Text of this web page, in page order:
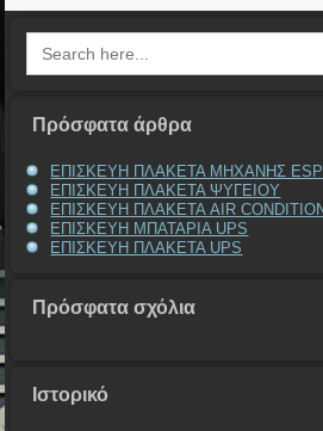
Search
for:
Πρόσφατα άρθρα
ΕΠΙΣΚΕΥΗ ΠΛΑΚΕΤΑ ΜΗΧΑΝΗΣ
ΕΠΙΣΚΕΥΗ ΠΛΑΚΕΤΑ ΨΥΓΕΙΟΥ
ΕΠΙΣΚΕΥΗ ΠΛΑΚΕΤΑ AIR
ΕΠΙΣΚΕΥΗ ΜΠΑΤΑΡΙΑ UPS
ΕΠΙΣΚΕΥΗ ΠΛΑΚΕΤΑ UPS
Πρόσφατα σχόλια
Ιστορικό